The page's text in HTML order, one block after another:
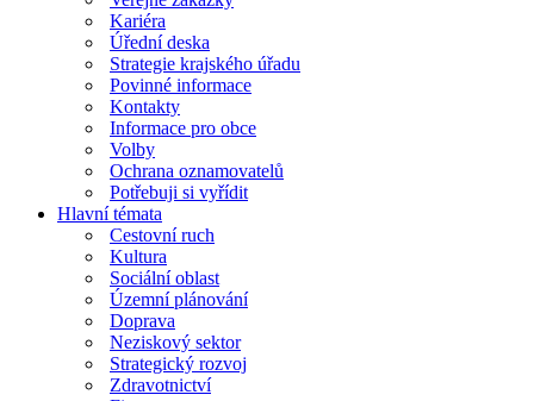
Kariéra
Úřední deska
Strategie krajského úřadu
Povinné informace
Kontakty
Informace pro obce
Volby
Ochrana oznamovatelů
Potřebuji si vyřídit
Hlavní témata
Cestovní ruch
Kultura
Sociální oblast
Územní plánování
Doprava
Neziskový sektor
Strategický rozvoj
Zdravotnictví